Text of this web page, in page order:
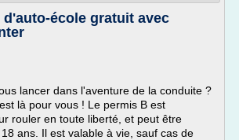
d'auto-école gratuit avec
lancer dans l'aventure de la conduite ?
là pour vous ! Le permis B est
rouler en toute liberté, et peut être
ans. Il est valable à vie, sauf cas de